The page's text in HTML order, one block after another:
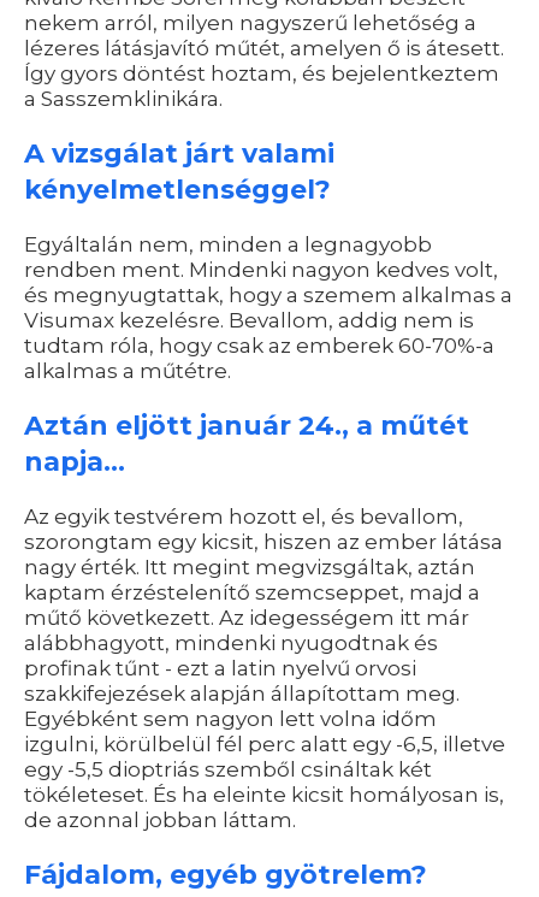
nekem arról, milyen nagyszerű lehetőség a
lézeres látásjavító műtét, amelyen ő is átesett.
Így gyors döntést hoztam, és bejelentkeztem
a Sasszemklinikára.
A vizsgálat járt valami
kényelmetlenséggel?
Egyáltalán nem, minden a legnagyobb
rendben ment. Mindenki nagyon kedves volt,
és megnyugtattak, hogy a szemem alkalmas a
Visumax kezelésre. Bevallom, addig nem is
tudtam róla, hogy csak az emberek 60-70%-a
alkalmas a műtétre.
Aztán eljött január 24., a műtét
napja...
Az egyik testvérem hozott el, és bevallom,
szorongtam egy kicsit, hiszen az ember látása
nagy érték. Itt megint megvizsgáltak, aztán
kaptam érzéstelenítő szemcseppet, majd a
műtő következett. Az idegességem itt már
alábbhagyott, mindenki nyugodtnak és
profinak tűnt - ezt a latin nyelvű orvosi
szakkifejezések alapján állapítottam meg.
Egyébként sem nagyon lett volna időm
izgulni, körülbelül fél perc alatt egy -6,5, illetve
egy -5,5 dioptriás szemből csináltak két
tökéleteset. És ha eleinte kicsit homályosan is,
de azonnal jobban láttam.
Fájdalom, egyéb gyötrelem?